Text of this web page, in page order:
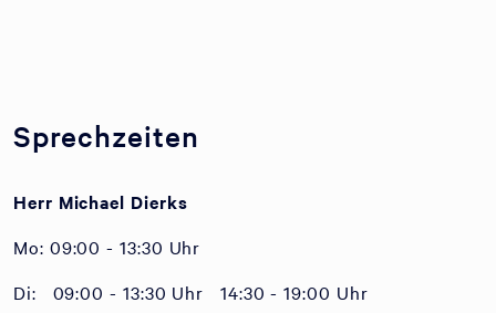
Sprechzeiten
Herr Michael Dierks
Mo: 09:00 - 13:30 Uhr
Di: 09:00 - 13:30 Uhr 14:30 - 19:00 Uhr